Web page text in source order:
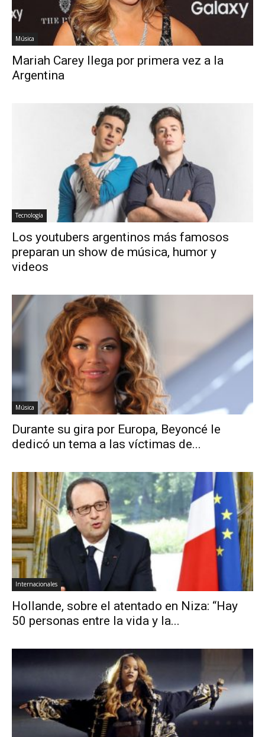
Música
Mariah Carey llega por primera vez a la
Argentina
Tecnología
Los youtubers argentinos más famosos
preparan un show de música, humor y
videos
Música
Durante su gira por Europa, Beyoncé le
dedicó un tema a las víctimas de...
Internacionales
Hollande, sobre el atentado en Niza: “Hay
50 personas entre la vida y la...